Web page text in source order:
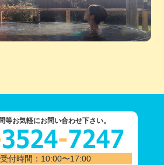
等お気軽にお問い合わせ下さい。
付時間：10:00〜17:00